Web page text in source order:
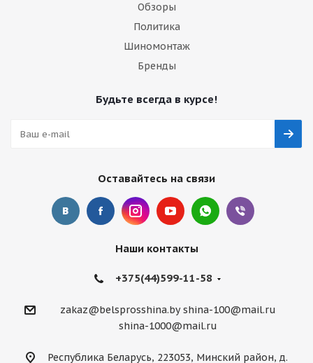
Обзоры
Политика
Шиномонтаж
Бренды
Будьте всегда в курсе!
Оставайтесь на связи
Наши контакты
+375(44)599-11-58
zakaz@belsprosshina.by shina-100@mail.ru
shina-1000@mail.ru
Республика Беларусь, 223053, Минский район, д.